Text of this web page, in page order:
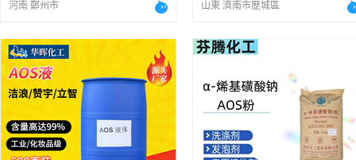
河南 鄭州市 山東 濟南市歷城區